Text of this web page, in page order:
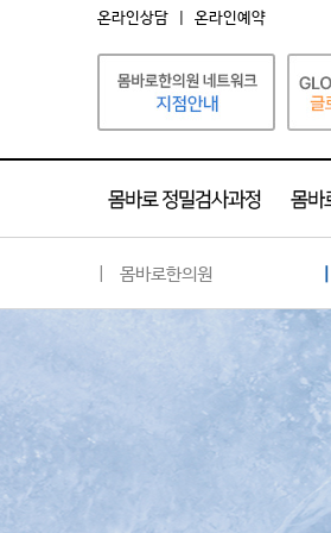
온라인상담 온라인예약
| 몸바로한의원